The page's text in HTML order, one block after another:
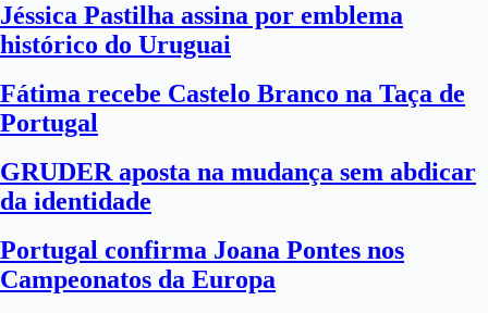
Jéssica Pastilha assina por emblema
histórico do Uruguai
Fátima recebe Castelo Branco na Taça de
Portugal
GRUDER aposta na mudança sem abdicar
da identidade
Portugal confirma Joana Pontes nos
Campeonatos da Europa